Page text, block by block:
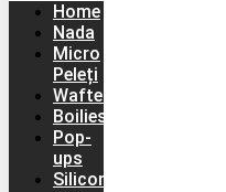
Home
Nada
Micro
Peleți
Wafters
Boilies
Pop-
ups
Silicon